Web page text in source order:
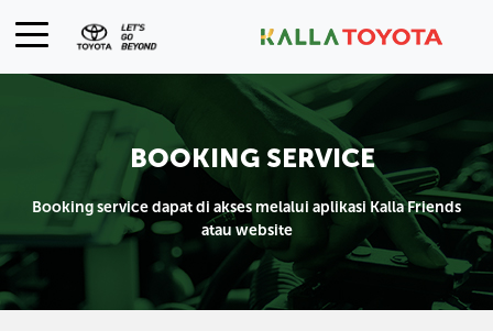
BOOKING SERVICE
Booking service dapat di akses melalui aplikasi Kalla Friends
atau website